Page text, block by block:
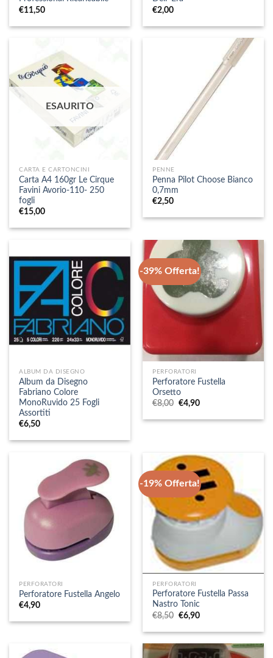
€11,50
€2,00
ESAURITO
CARTA E CARTONCINI
Carta A4 160gr Le Cirque
Favini Avorio-110- 250
fogli
€15,00
PENNE
Penna Pilot Choose Bianco
0,7mm
€2,50
ALBUM DA DISEGNO
Album da Disegno
Fabriano Colore
MonoRuvido 25 Fogli
Assortiti
€6,50
-39% Offerta!
PERFORATORI
Perforatore Fustella
Orsetto
€8,00 Il
originale
€4,90Il
attuale
PERFORATORI
Perforatore Fustella Angelo
€4,90
-19% Offerta!
PERFORATORI
Perforatore Fustella Passa
Nastro Tonic
€8,50 Il
originale
€8,50.
€6,90Il
attuale
€6,90.